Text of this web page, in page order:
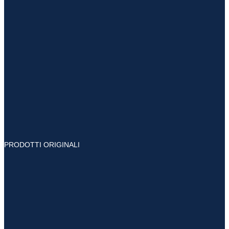
PRODOTTI ORIGINALI